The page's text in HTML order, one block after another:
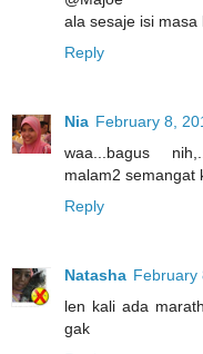
ala sesaje isi masa
Reply
Nia February 8,
waa...bagus
malam2 semangat
Reply
Natasha February
len kali ada
gak